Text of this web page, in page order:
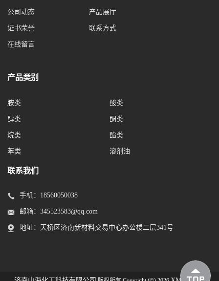
公司动态 产品展厅
证书荣誉 联系方式
在线留言
产品类别
胺类 酸类
醇类 酮类
烷类 酯类
苯类 溶剂油
联系我们
手机： 18560050038
邮箱：345523583@qq.com
地址：天桥区济南新材料交易中心办公楼二层341号